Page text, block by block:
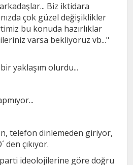
Biz iktidara
çok güzel değişiklikler
bu konuda hazırlıklar
varsa bekliyoruz vb..."
yaklaşım olurdu...
telefon dinlemeden giriyor,
den çıkıyor.
ideolojilerine göre doğru